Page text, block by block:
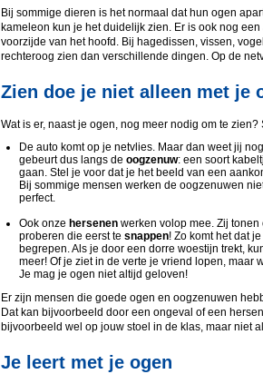
Bij sommige dieren is het normaal dat hun ogen
kameleon kun je het duidelijk zien. Er is ook nog
voorzijde van het hoofd. Bij hagedissen, vissen,
rechteroog zien dan verschillende dingen. Op de
Zien doe je niet alleen met je
Wat is er, naast je ogen, nog meer nodig om te
De auto komt op je netvlies. Maar dan weet jij
gebeurt dus langs de oogzenuw: een soort
gaan. Stel je voor dat je het beeld van een
Bij sommige mensen werken de oogzenuwen
perfect.
Ook onze hersenen werken volop mee. Zij
proberen die eerst te snappen! Zo komt het dat
begrepen. Als je door een dorre woestijn trekt,
meer! Of je ziet in de verte je vriend lopen, maar
Je mag je ogen niet altijd geloven!
Er zijn mensen die goede ogen en oogzenuwen
Dat kan bijvoorbeeld door een ongeval of een
bijvoorbeeld wel op jouw stoel in de klas, maar niet
Je leert met je ogen